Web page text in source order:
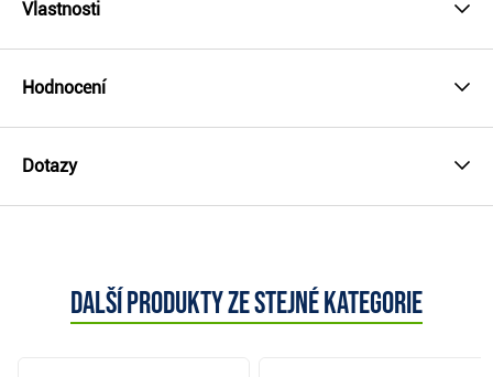
Vlastnosti
Hodnocení
Dotazy
Další produkty ze stejné kategorie